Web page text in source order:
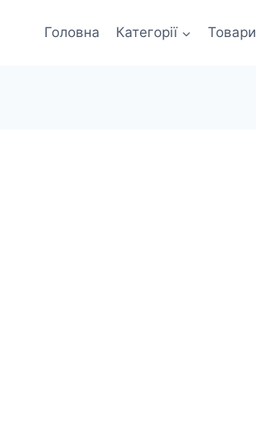
Головна Категорії Товари